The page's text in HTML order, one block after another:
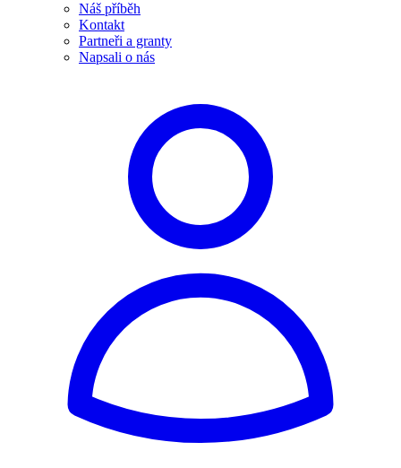
Náš příběh
Kontakt
Partneři a granty
Napsali o nás